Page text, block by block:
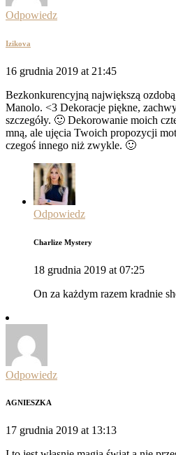
Odpowiedz
Izikova
16 grudnia 2019 at 21:45
Bezkonkurencyjną największą
Manolo. <3 Dekoracje piękne,
szczegóły. 🙂 Dekorowanie moich
mną, ale ujęcia Twoich propozycji
czegoś innego niż zwykle. 🙂
Odpowiedz
Charlize Mystery
18 grudnia 2019 at 07:25
On za każdym razem kradnie
Odpowiedz
AGNIESZKA
17 grudnia 2019 at 13:13